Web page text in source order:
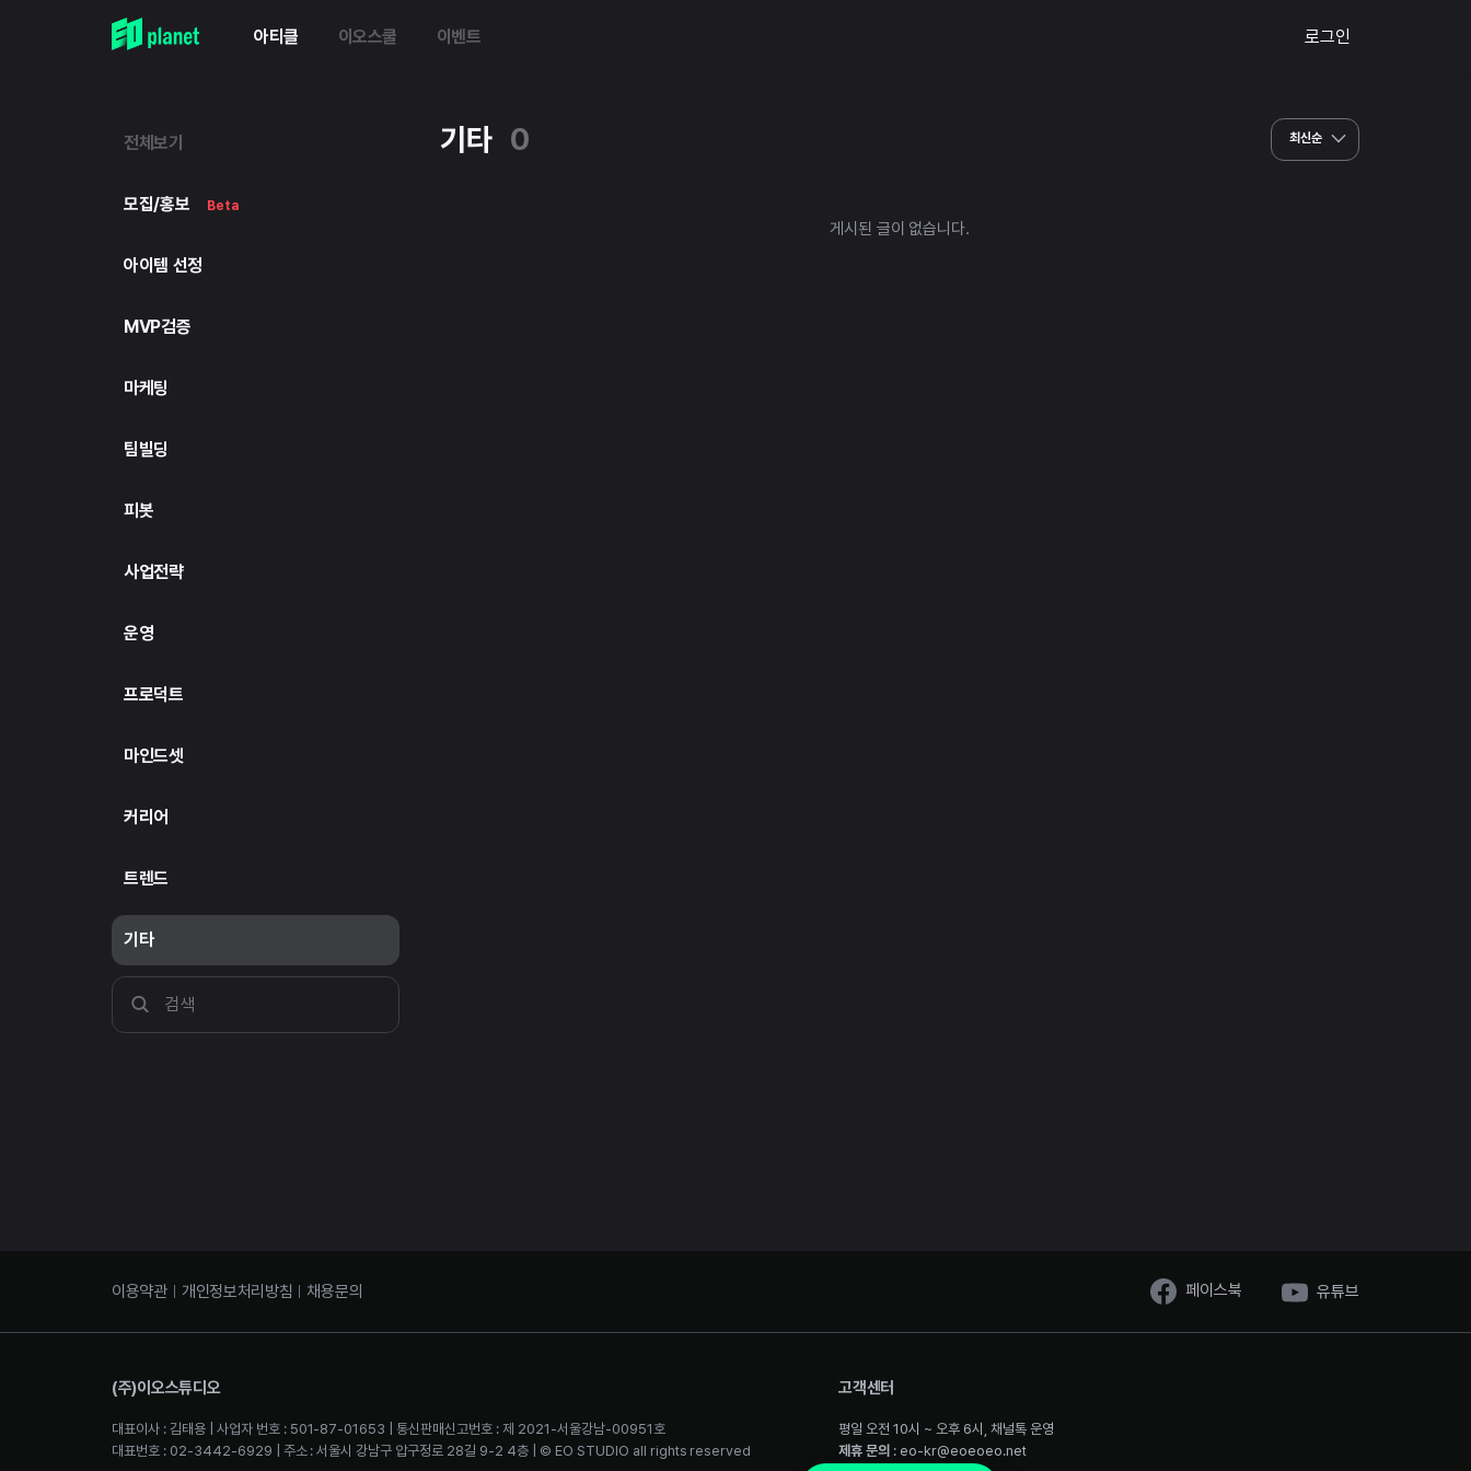
아티클 이오스쿨 이벤트 로그인
전체보기
모집/홍보 Beta
아이템 선정
MVP검증
마케팅
팀빌딩
피봇
사업전략
운영
프로덕트
마인드셋
커리어
트렌드
기타
기타 0 최신순
게시된 글이 없습니다.
이용약관 개인정보처리방침 채용문의 페이스북 유튜브
(주)이오스튜디오
대표이사 : 김태용 | 사업자 번호 : 501-87-01653 | 통신판매신고번호 : 제 2021-서울강남-00951호
대표번호 : 02-3442-6929 | 주소 : 서울시 강남구 압구정로 28길 9-2 4층 | © EO STUDIO all rights reserved
고객센터
평일 오전 10시 ~ 오후 6시, 채널톡 운영
제휴 문의 : eo-kr@eoeoeo.net